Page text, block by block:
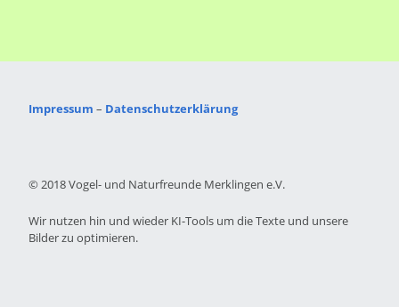
Impressum – Datenschutzerklärung
© 2018 Vogel- und Naturfreunde Merklingen e.V.
Wir nutzen hin und wieder KI-Tools um die Texte und unsere
Bilder zu optimieren.